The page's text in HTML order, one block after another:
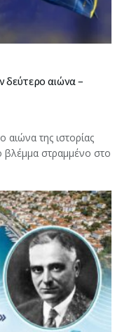
δεύτερο αιώνα –
της ιστορίας
βλέμμα στραμμένο στο